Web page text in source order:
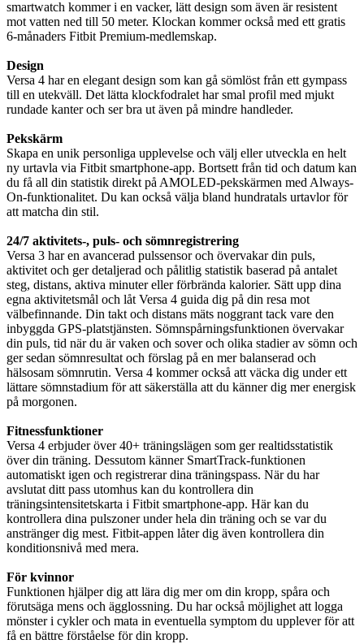
smartwatch kommer i en vacker, lätt design som även är resistent
mot vatten ned till 50 meter. Klockan kommer också med ett gratis
6-månaders Fitbit Premium-medlemskap.
Design
Versa 4 har en elegant design som kan gå sömlöst från ett gympass
till en utekväll. Det lätta klockfodralet har smal profil med mjukt
rundade kanter och ser bra ut även på mindre handleder.
Pekskärm
Skapa en unik personliga upplevelse och välj eller utveckla en helt
ny urtavla via Fitbit smartphone-app. Bortsett från tid och datum kan
du få all din statistik direkt på AMOLED-pekskärmen med Always-
On-funktionalitet. Du kan också välja bland hundratals urtavlor för
att matcha din stil.
24/7 aktivitets-, puls- och sömnregistrering
Versa 3 har en avancerad pulssensor och övervakar din puls,
aktivitet och ger detaljerad och pålitlig statistik baserad på antalet
steg, distans, aktiva minuter eller förbrända kalorier. Sätt upp dina
egna aktivitetsmål och låt Versa 4 guida dig på din resa mot
välbefinnande. Din takt och distans mäts noggrant tack vare den
inbyggda GPS-platstjänsten. Sömnspårningsfunktionen övervakar
din puls, tid när du är vaken och sover och olika stadier av sömn och
ger sedan sömnresultat och förslag på en mer balanserad och
hälsosam sömnrutin. Versa 4 kommer också att väcka dig under ett
lättare sömnstadium för att säkerställa att du känner dig mer energisk
på morgonen.
Fitnessfunktioner
Versa 4 erbjuder över 40+ träningslägen som ger realtidsstatistik
över din träning. Dessutom känner SmartTrack-funktionen
automatiskt igen och registrerar dina träningspass. När du har
avslutat ditt pass utomhus kan du kontrollera din
träningsintensitetskarta i Fitbit smartphone-app. Här kan du
kontrollera dina pulszoner under hela din träning och se var du
anstränger dig mest. Fitbit-appen låter dig även kontrollera din
konditionsnivå med mera.
För kvinnor
Funktionen hjälper dig att lära dig mer om din kropp, spåra och
förutsäga mens och ägglossning. Du har också möjlighet att logga
mönster i cykler och mata in eventuella symptom du upplever för att
få en bättre förståelse för din kropp.